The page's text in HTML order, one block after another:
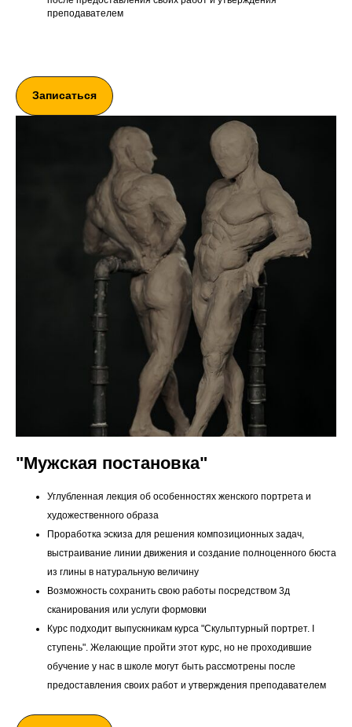
преподавателем
Записаться
"Мужская постановка"
Углубленная лекция об особенностях женского портрета и
художественного образа
Проработка эскиза для решения композиционных задач,
выстраивание линии движения и создание полноценного бюста
из глины в натуральную величину
Возможность сохранить свою работы посредством 3д
сканирования или услуги формовки
Курс подходит выпускникам курса "Скульптурный портрет. I
ступень". Желающие пройти этот курс, но не проходившие
обучение у нас в школе могут быть рассмотрены после
предоставления своих работ и утверждения преподавателем